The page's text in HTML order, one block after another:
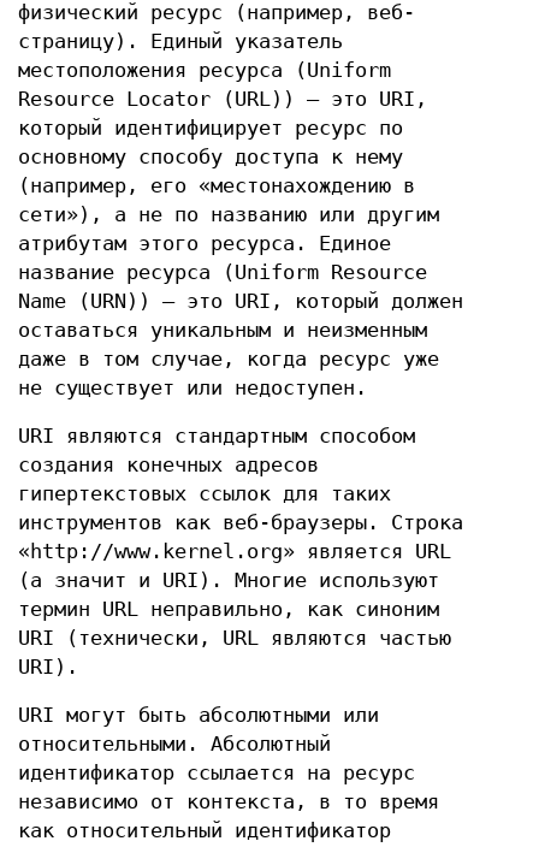
физический ресурс (например, веб-
страницу). Единый указатель
местоположения ресурса (Uniform
Resource Locator (URL)) — это URI,
который идентифицирует ресурс по
основному способу доступа к нему
(например, его «местонахождению в
сети»), а не по названию или другим
атрибутам этого ресурса. Единое
название ресурса (Uniform Resource
Name (URN)) — это URI, который должен
оставаться уникальным и неизменным
даже в том случае, когда ресурс уже
не существует или недоступен.
URI являются стандартным способом
создания конечных адресов
гипертекстовых ссылок для таких
инструментов как веб-браузеры. Строка
«http://www.kernel.org» является URL
(а значит и URI). Многие используют
термин URL неправильно, как синоним
URI (технически, URL являются частью
URI).
URI могут быть абсолютными или
относительными. Абсолютный
идентификатор ссылается на ресурс
независимо от контекста, в то время
как относительный идентификатор